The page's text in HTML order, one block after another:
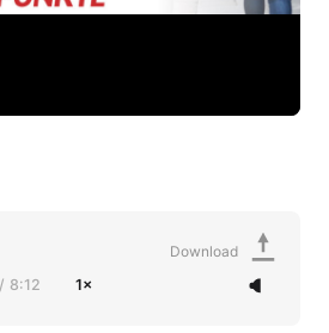
/ 8:12 1×
Download